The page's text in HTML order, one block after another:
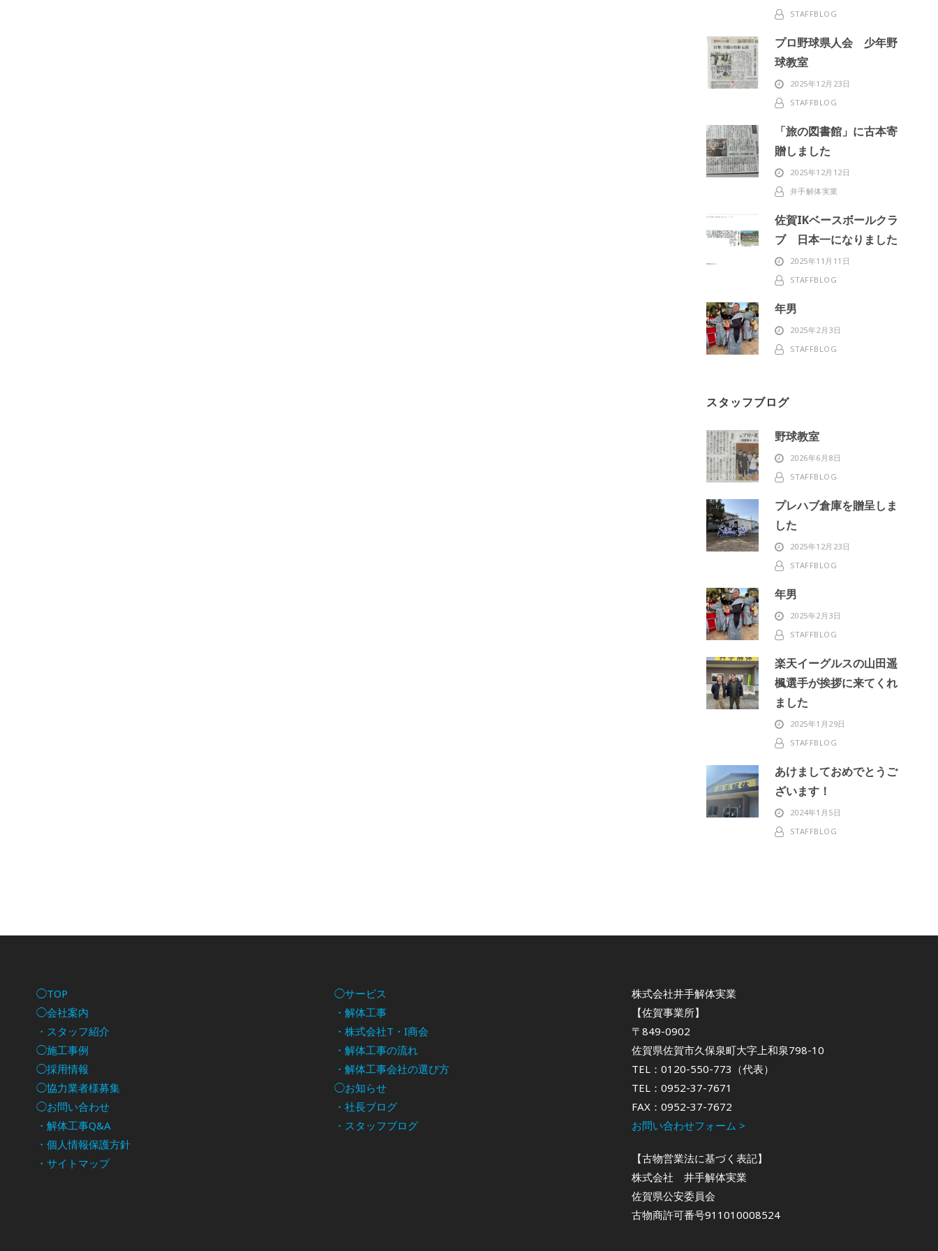
STAFFBLOG
プロ野球県人会 少年野
球教室
2025年12月23日
STAFFBLOG
「旅の図書館」に古本寄
贈しました
2025年12月12日
井手解体実業
佐賀IKベースボールクラ
ブ 日本一になりました
2025年11月11日
STAFFBLOG
年男
2025年2月3日
STAFFBLOG
スタッフブログ
野球教室
2026年6月8日
STAFFBLOG
プレハブ倉庫を贈呈しま
した
2025年12月23日
STAFFBLOG
年男
2025年2月3日
STAFFBLOG
楽天イーグルスの山田遥
楓選手が挨拶に来てくれ
ました
2025年1月29日
STAFFBLOG
あけましておめでとうご
ざいます！
2024年1月5日
STAFFBLOG
◯TOP
◯会社案内
・スタッフ紹介
◯施工事例
◯採用情報
◯協力業者様募集
◯お問い合わせ
・解体工事Q&A
・個人情報保護方針
・サイトマップ
◯サービス
・解体工事
・株式会社T・I商会
・解体工事の流れ
・解体工事会社の選び方
◯お知らせ
・社長ブログ
・スタッフブログ
株式会社井手解体実業
【佐賀事業所】
〒849-0902
佐賀県佐賀市久保泉町大字上和泉798-10
TEL：0120-550-773（代表）
TEL：0952-37-7671
FAX：0952-37-7672
お問い合わせフォーム >
【古物営業法に基づく表記】
株式会社 井手解体実業
佐賀県公安委員会
古物商許可番号911010008524